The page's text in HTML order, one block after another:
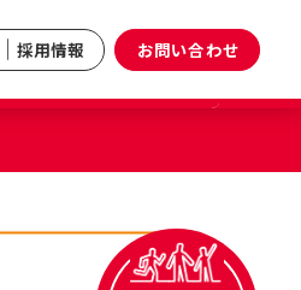
採用情報 お問い合わせ